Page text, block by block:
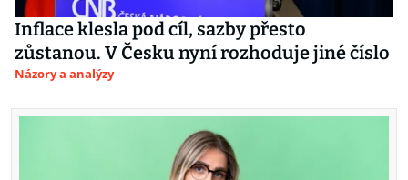
Inflace klesla pod cíl, sazby přesto
zůstanou. V Česku nyní rozhoduje jiné číslo
Názory a analýzy